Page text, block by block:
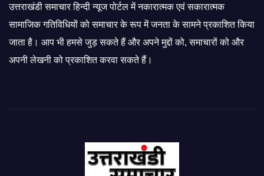
उत्तराखंडी समाचार हिन्दी न्यूज पोर्टल में नकारात्मक एवं सकारात्मक
सामाजिक गतिविधियों को समाचार के रूप में जनता के सामने प्रकाशित किया
जाता है। आप भी हमसे जुड़ सकते हैं और अपने मुद्दों को, समाचारों को और
अपनी लेखनी को प्रकाशित करवा सकते हैं।